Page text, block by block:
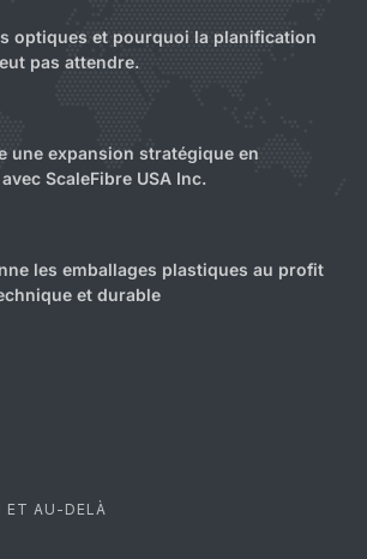
optiques et pourquoi la planification
pas attendre.
une expansion stratégique en
ScaleFibre USA Inc.
les emballages plastiques au profit
et durable
ET AU-DELÀ